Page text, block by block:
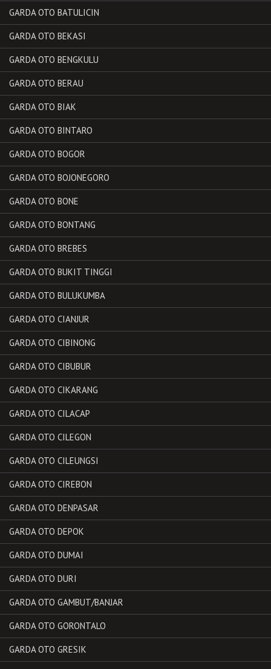
GARDA OTO BATULICIN
GARDA OTO BEKASI
GARDA OTO BENGKULU
GARDA OTO BERAU
GARDA OTO BIAK
GARDA OTO BINTARO
GARDA OTO BOGOR
GARDA OTO BOJONEGORO
GARDA OTO BONE
GARDA OTO BONTANG
GARDA OTO BREBES
GARDA OTO BUKIT TINGGI
GARDA OTO BULUKUMBA
GARDA OTO CIANJUR
GARDA OTO CIBINONG
GARDA OTO CIBUBUR
GARDA OTO CIKARANG
GARDA OTO CILACAP
GARDA OTO CILEGON
GARDA OTO CILEUNGSI
GARDA OTO CIREBON
GARDA OTO DENPASAR
GARDA OTO DEPOK
GARDA OTO DUMAI
GARDA OTO DURI
GARDA OTO GAMBUT/BANJAR
GARDA OTO GORONTALO
GARDA OTO GRESIK